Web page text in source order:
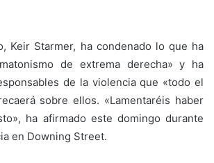
Keir Starmer, ha condenado lo que ha
de extrema derecha» y ha
de la violencia que «todo el
sobre ellos. «Lamentaréis haber
ha afirmado este domingo durante
en Downing Street.